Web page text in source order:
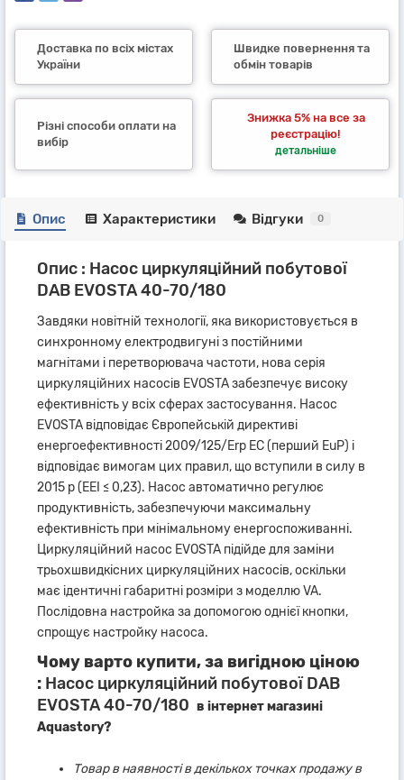
Доставка по всіх містах
України
Швидке повернення та
обмін товарів
Різні способи оплати на
вибір
Знижка 5% на все за
реєстрацію!
детальніше
Опис Характеристики Відгуки 0
Опис : Насос циркуляційний побутової
DAB EVOSTA 40-70/180
Завдяки новітній технології, яка використовується в
синхронному електродвигуні з постійними
магнітами і перетворювача частоти, нова серія
циркуляційних насосів EVOSTA забезпечує високу
ефективність у всіх сферах застосування. Насос
EVOSTA відповідає Європейській директиві
енергоефективності 2009/125/Erp EC (перший EuP) і
відповідає вимогам цих правил, що вступили в силу в
2015 р (EEI ≤ 0,23). Насос автоматично регулює
продуктивність, забезпечуючи максимальну
ефективність при мінімальному енергоспоживанні.
Циркуляційний насос EVOSTA підійде для заміни
трьохшвидкісних циркуляційних насосів, оскільки
має ідентичні габаритні розміри з моделлю VA.
Послідовна настройка за допомогою однієї кнопки,
спрощує настройку насоса.
Чому варто купити, за вигідною ціною
: Насос циркуляційний побутової DAB
EVOSTA 40-70/180 в інтернет магазині
Aquastory?
Товар в наявності в декількох точках продажу в